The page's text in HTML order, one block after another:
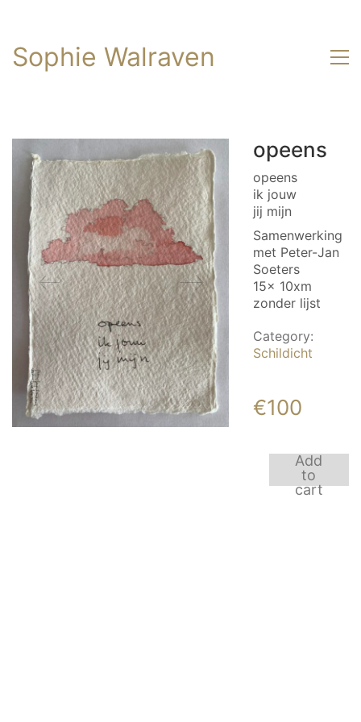
Sophie Walraven
opeens
opeens
ik jouw
jij mijn
Samenwerking
met Peter-Jan
Soeters
15x 10xm
zonder lijst
Category:
Schildicht
€100
Add
to
cart